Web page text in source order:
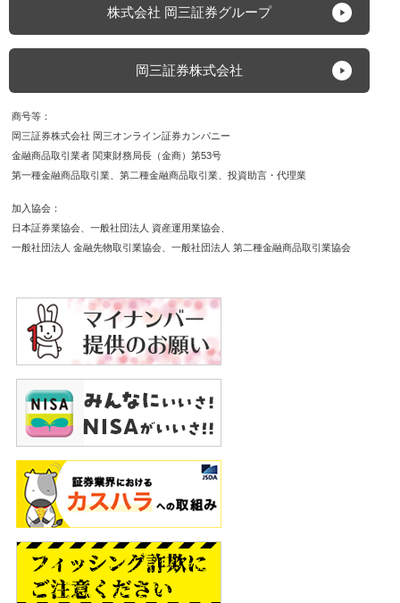
当額・配当相当額の受け払いが発生します。【FX】外
の額を超える取引ができるため、対象通貨の為替相場の
変動により損益が大きく変動し、投資元本（証拠金）を
りスワップポイントの受取額が増減する可能性がありま
す。ポジションを構成する金利水準が逆転した場合、ス
ワップポイントの受取から支払に転じる可能性がありま
す。為替相場の急変時等に取引を行うことができず不測
の損害が発生する可能性があります。【各商品共通】シ
ステム、通信回線等の障害により発注、執行等ができず
保証金・証拠金
【信用】最低委託保証金30万円が必要です。信用取引は
委託保証金の額を上回る取引が可能であり、取引額の
30％以上の委託保証金が必要です。【株価指数CFD】
発注証拠金（必要証拠金）は、株価指数ごとに異なり、
取引所により定められた証拠金基準額となります。Web
サイトで最新のものをご確認ください。【FX】個人の
お客様の発注証拠金（必要証拠金）は、取引所FXで
は、取引所が定める証拠金基準額に選択レバレッジコー
スに応じた所要額を加えた額とし、店頭FXでは、取引
金額（為替レート×取引数量）× 4%以上の額とします。
一部レバレッジコースの選択ができない場合がありま
す。法人のお客様の発注証拠金（必要証拠金）は、取引
所FXでは、取引所が定める証拠金基準額とし、店頭FX
では、取引金額（為替レート×取引数量）×金融先物取引
業協会が公表する数値とします。発注証拠金に対して、
株式会社 岡三証券グループ
岡三証券株式会社
商号等
岡三証券株式会社 岡三オンライン証券カンパニー
金融商品取引業者 関東財務局長（金商）第53号
第一種金融商品取引業
第二種金融商品取引業 投資助言・代理業
加入協会
日本証券業協会
一般社団法人 資産運用業協会
一般社団法人 金融先物取引業協会
一般社団法人 第二種金融商品取引業協会